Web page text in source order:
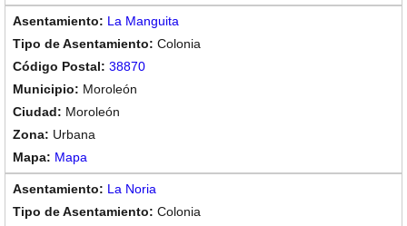
La Manguita
Colonia
38870
Moroleón
Moroleón
Urbana
Mapa
La Noria
Colonia